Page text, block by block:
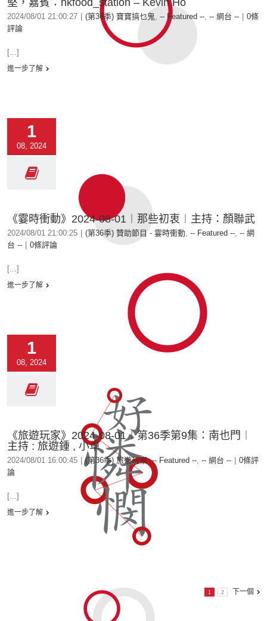
堅，嘉賓：hkfood_station – Kevin Ho
2024/08/01 21:00:27 (第36季) 寶寶搞乜鬼, -- Featured --, -- 網台 --
0條
評論
[...]
進一步了解
1
08, 2024
《霎時衝動》2024-08-01︱那些初衷︱主持：顏聯武
2024/08/01 21:00:25 (第36季) 贊助節目 - 霎時衝動, -- Featured --, -- 網
台 --
0條評論
[...]
進一步了解
1
08, 2024
《旅遊玩家》2024-08-01︱第36季第9集：南也門︱
主持 : 旅遊鍾 , 小卓
2024/08/01 16:00:45 (第36季) 旅遊玩家,-- Featured --, -- 網台 --
0條評
論
[...]
進一步了解
1 2 下一個